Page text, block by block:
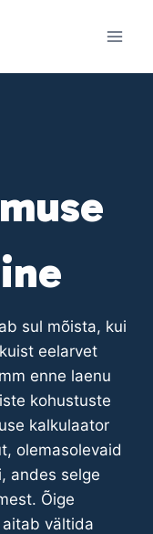
sul mõista, kui
eelarvet
enne laenu
kohustuste
kalkulaator
olemasolevaid
andes selge
Õige
vältida